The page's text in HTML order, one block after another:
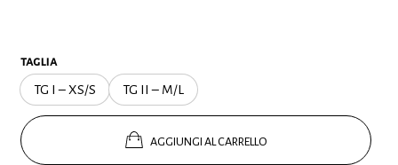
taglia
TG I – XS/S TG II – M/L
AGGIUNGI AL CARRELLO